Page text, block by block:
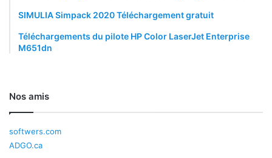
SIMULIA Simpack 2020 Téléchargement gratuit
Téléchargements du pilote HP Color LaserJet Enterprise
M651dn
Nos amis
softwers.com
ADGO.ca